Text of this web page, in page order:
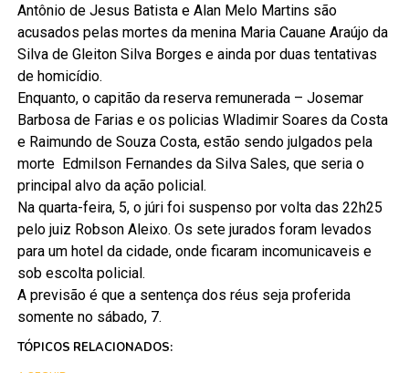
Antônio de Jesus Batista e Alan Melo Martins são
acusados pelas mortes da menina Maria Cauane Araújo da
Silva de Gleiton Silva Borges e ainda por duas tentativas
de homicídio.
Enquanto, o capitão da reserva remunerada – Josemar
Barbosa de Farias e os policias Wladimir Soares da Costa
e Raimundo de Souza Costa, estão sendo julgados pela
morte Edmilson Fernandes da Silva Sales, que seria o
principal alvo da ação policial.
Na quarta-feira, 5, o júri foi suspenso por volta das 22h25
pelo juiz Robson Aleixo. Os sete jurados foram levados
para um hotel da cidade, onde ficaram incomunicaveis e
sob escolta policial.
A previsão é que a sentença dos réus seja proferida
somente no sábado, 7.
TÓPICOS RELACIONADOS: